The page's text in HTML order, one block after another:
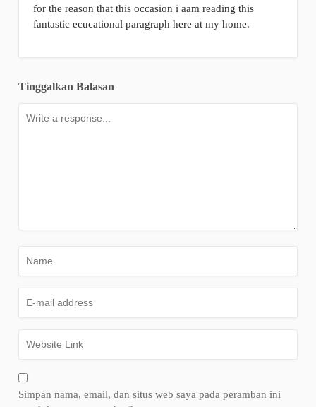
for the reason that this occasion i aam reading this
fantastic ecucational paragraph here at my home.
Tinggalkan Balasan
Simpan nama, email, dan situs web saya pada peramban ini